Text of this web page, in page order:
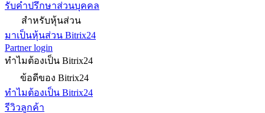
รับคำปรึกษาส่วนบุคคล
สำหรับหุ้นส่วน
มาเป็นหุ้นส่วน Bitrix24
Partner login
ทำไมต้องเป็น Bitrix24
ข้อดีของ Bitrix24
ทำไมต้องเป็น Bitrix24
รีวิวลูกค้า